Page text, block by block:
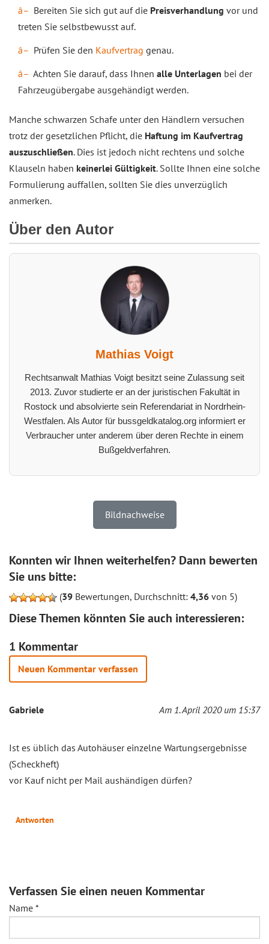
Bereiten Sie sich gut auf die Preisverhandlung vor und
treten Sie selbstbewusst auf.
Prüfen Sie den Kaufvertrag genau.
Achten Sie darauf, dass Ihnen alle Unterlagen bei der
Fahrzeugübergabe ausgehändigt werden.
Manche schwarzen Schafe unter den Händlern versuchen
trotz der gesetzlichen Pflicht, die Haftung im Kaufvertrag
auszuschließen. Dies ist jedoch nicht rechtens und solche
Klauseln haben keinerlei Gültigkeit. Sollte Ihnen eine solche
Formulierung auffallen, sollten Sie dies unverzüglich
anmerken.
Über den Autor
Mathias Voigt
Rechtsanwalt Mathias Voigt besitzt seine Zulassung seit
2013. Zuvor studierte er an der juristischen Fakultät in
Rostock und absolvierte sein Referendariat in Nordrhein-
Westfalen. Als Autor für bussgeldkatalog.org informiert er
Verbraucher unter anderem über deren Rechte in einem
Bußgeldverfahren.
Bildnachweise
Konnten wir Ihnen weiterhelfen? Dann bewerten
Sie uns bitte:
(39 Bewertungen, Durchschnitt: 4,36 von 5)
Diese Themen könnten Sie auch interessieren:
1 Kommentar
Neuen Kommentar verfassen
Gabriele Am 1. April 2020 um 15:37
Ist es üblich das Autohäuser einzelne Wartungsergebnisse
(Scheckheft)
vor Kauf nicht per Mail aushändigen dürfen?
Antworten
Verfassen Sie einen neuen Kommentar
Name *